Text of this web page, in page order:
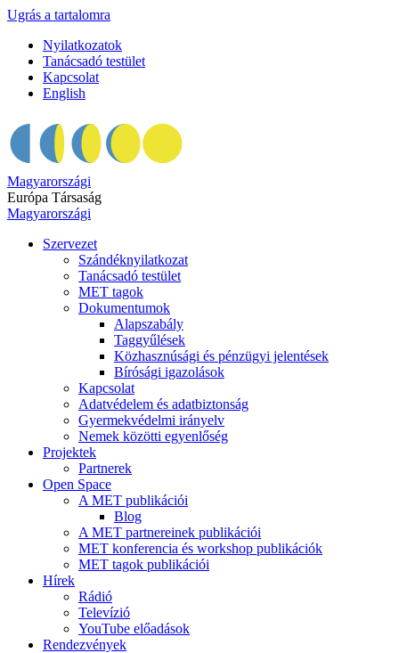
Ugrás a tartalomra
Nyilatkozatok
Tanácsadó testület
Kapcsolat
English
Magyarországi
Európa Társaság
Magyarországi
Szervezet
Szándéknyilatkozat
Tanácsadó testület
MET tagok
Dokumentumok
Alapszabály
Taggyűlések
Közhasznúsági és pénzügyi jelentések
Bírósági igazolások
Kapcsolat
Adatvédelem és adatbiztonság
Gyermekvédelmi irányelv
Nemek közötti egyenlőség
Projektek
Partnerek
Open Space
A MET publikációi
Blog
A MET partnereinek publikációi
MET konferencia és workshop publikációk
MET tagok publikációi
Hírek
Rádió
Televízió
YouTube előadások
Rendezvények